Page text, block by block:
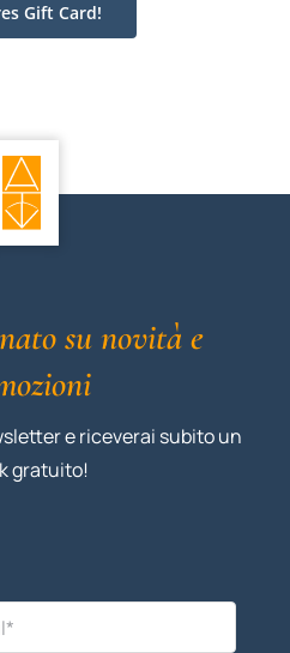
Gift Card!
su novità e
e riceverai subito un
gratuito!